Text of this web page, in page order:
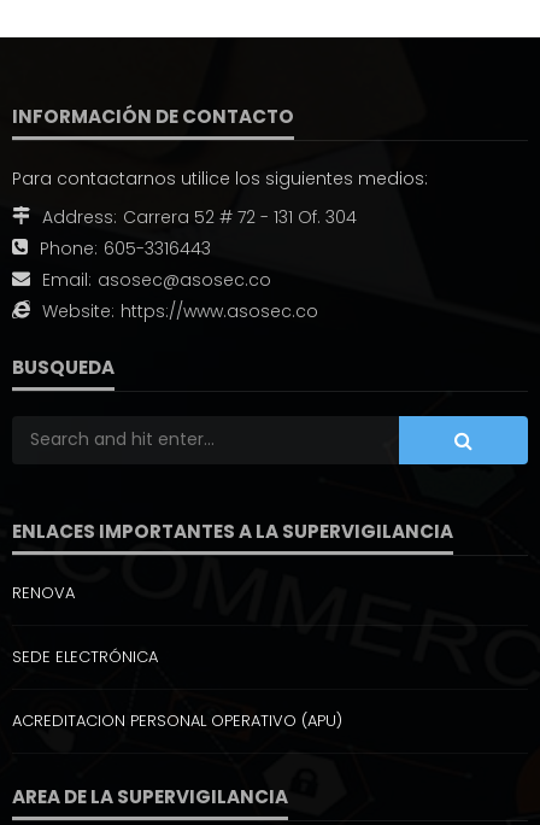
INFORMACIÓN DE CONTACTO
Para contactarnos utilice los siguientes medios:
Address: Carrera 52 # 72 - 131 Of. 304
Phone: 605-3316443
Email: asosec@asosec.co
Website: https://www.asosec.co
BUSQUEDA
ENLACES IMPORTANTES A LA SUPERVIGILANCIA
RENOVA
SEDE ELECTRÓNICA
ACREDITACION PERSONAL OPERATIVO (APU)
AREA DE LA SUPERVIGILANCIA